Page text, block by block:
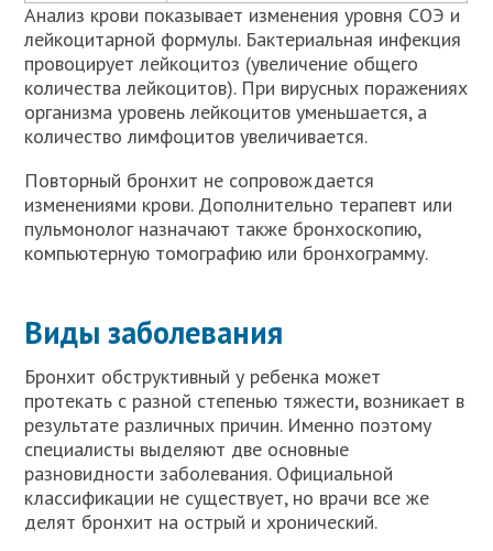
Анализ крови показывает изменения уровня СОЭ и
лейкоцитарной формулы. Бактериальная инфекция
провоцирует лейкоцитоз (увеличение общего
количества лейкоцитов). При вирусных поражениях
организма уровень лейкоцитов уменьшается, а
количество лимфоцитов увеличивается.
Повторный бронхит не сопровождается
изменениями крови. Дополнительно терапевт или
пульмонолог назначают также бронхоскопию,
компьютерную томографию или бронхограмму.
Виды заболевания
Бронхит обструктивный у ребенка может
протекать с разной степенью тяжести, возникает в
результате различных причин. Именно поэтому
специалисты выделяют две основные
разновидности заболевания. Официальной
классификации не существует, но врачи все же
делят бронхит на острый и хронический.